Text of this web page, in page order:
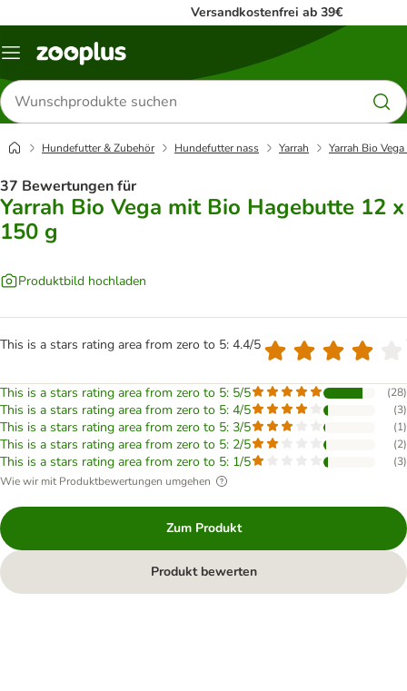
Versandkostenfrei ab 39€
Menü
Produkte
suchen
Hundefutter & Zubehör Hundefutter nass Yarrah Yarrah Bio
37 Bewertungen für
Yarrah Bio Vega mit Bio Hagebutte 12 x
150 g
Produktbild hochladen
This is a stars rating area from zero to 5: 4.4/5
This is a stars rating area from zero to 5: 5/5 (28)
This is a stars rating area from zero to 5: 4/5 (3)
This is a stars rating area from zero to 5: 3/5 (1)
This is a stars rating area from zero to 5: 2/5 (2)
This is a stars rating area from zero to 5: 1/5 (3)
Wie wir mit Produktbewertungen umgehen
Zum Produkt
Produkt bewerten